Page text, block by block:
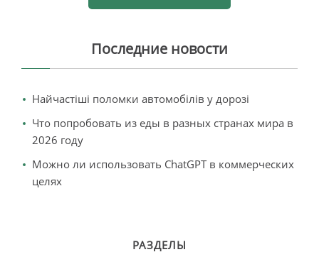
Последние новости
Найчастіші поломки автомобілів у дорозі
Что попробовать из еды в разных странах мира в
2026 году
Можно ли использовать ChatGPT в коммерческих
целях
РАЗДЕЛЫ